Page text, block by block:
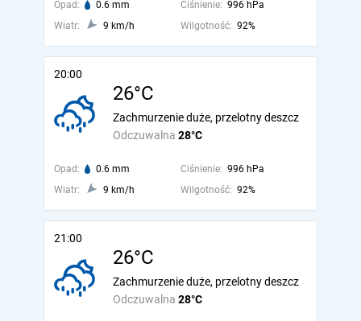
Opad: 0.6 mm Ciśnienie: 996 hPa
Wiatr:
9 km/h Wilgotność: 92%
20:00
26°C
Odczuwalna 28°C
Zachmurzenie duże, przelotny deszcz
Opad: 0.6 mm Ciśnienie: 996 hPa
Wiatr:
9 km/h Wilgotność: 92%
21:00
26°C
Odczuwalna 28°C
Zachmurzenie duże, przelotny deszcz